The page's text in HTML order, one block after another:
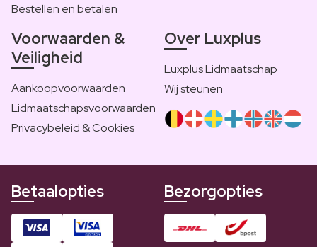
Bestellen en betalen
Voorwaarden &
Veiligheid
Aankoopvoorwaarden
Lidmaatschapsvoorwaarden
Privacybeleid & Cookies
Over Luxplus
Luxplus Lidmaatschap
Wij steunen
Betaalopties Bezorgopties